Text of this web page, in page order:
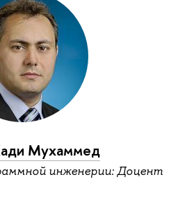
Мухаммед
инженерии: Доцент